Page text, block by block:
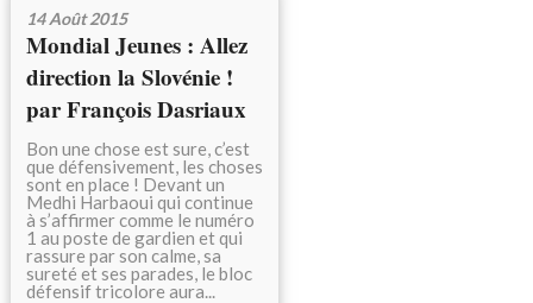
14 Août 2015
Mondial Jeunes : Allez
direction la Slovénie !
par François Dasriaux
Bon une chose est sure, c’est
que défensivement, les choses
sont en place ! Devant un
Medhi Harbaoui qui continue
à s’affirmer comme le numéro
1 au poste de gardien et qui
rassure par son calme, sa
sureté et ses parades, le bloc
défensif tricolore aura...